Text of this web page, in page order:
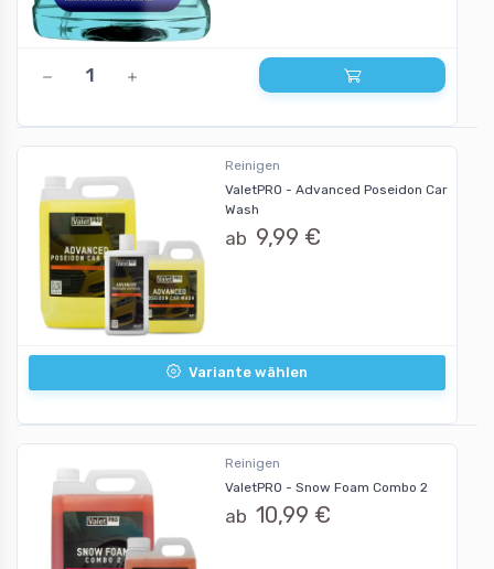
Reinigen
ValetPRO - Advanced Poseidon Car
Wash
ab 9,99 €
Variante wählen
Reinigen
ValetPRO - Snow Foam Combo 2
ab 10,99 €